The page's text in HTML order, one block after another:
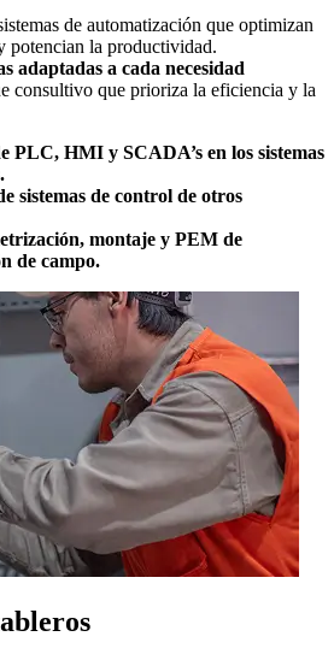
de automatización que optimizan
potencian la productividad.
adaptadas a cada necesidad
consultivo que prioriza la eficiencia y la
PLC, HMI y SCADA’s en los sistemas
sistemas de control de otros
montaje y PEM de
de campo.